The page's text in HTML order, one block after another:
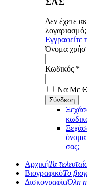
Δεν έχετε
λογαριασμό;
Εγγραφείτε
Όνομα
Κωδικός *
Να Με
σας;
ΑρχικήΤα
ΒιογραφικόΤο
ΔισκογραφίαΌλη η